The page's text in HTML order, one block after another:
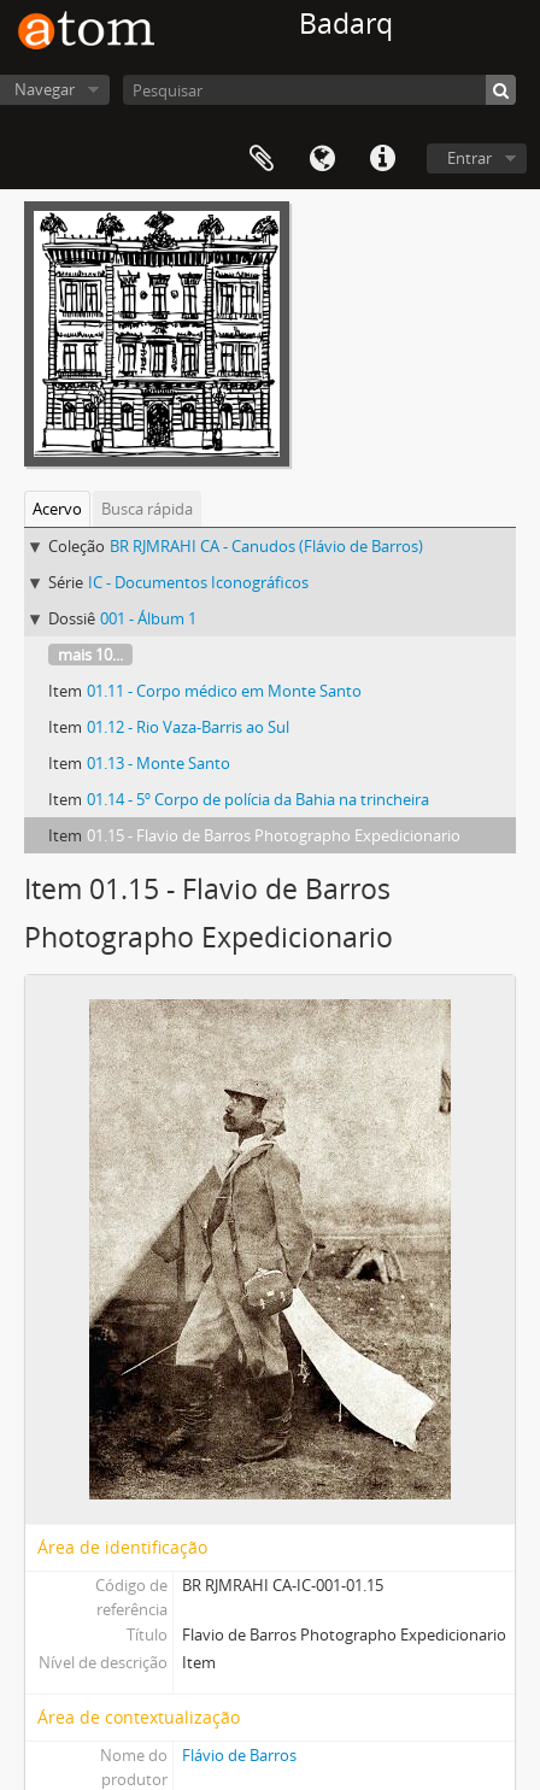
Badarq
Navegar
Entrar
Acervo
Busca rápida
Coleção BR RJMRAHI CA - Canudos (Flávio de Barros)
Série IC - Documentos Iconográficos
Dossiê 001 - Álbum 1
mais 10...
Item 01.11 - Corpo médico em Monte Santo
Item 01.12 - Rio Vaza-Barris ao Sul
Item 01.13 - Monte Santo
Item 01.14 - 5º Corpo de polícia da Bahia na trincheira
Item 01.15 - Flavio de Barros Photographo Expedicionario
Item 01.15 - Flavio de Barros
Photographo Expedicionario
Área de identificação
Código de
referência
BR RJMRAHI CA-IC-001-01.15
Título
Flavio de Barros Photographo Expedicionario
Nível de descrição
Item
Área de contextualização
Nome do
produtor
Flávio de Barros